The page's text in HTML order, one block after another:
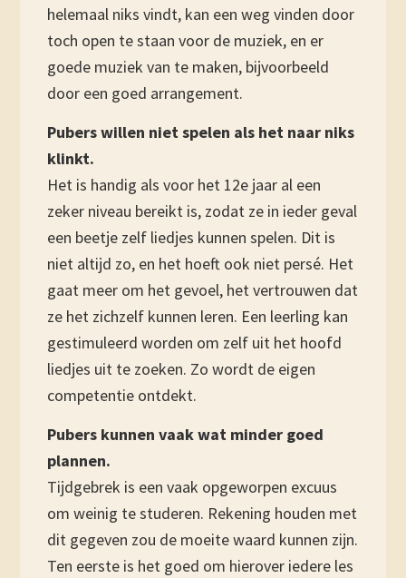
helemaal niks vindt, kan een weg vinden door
toch open te staan voor de muziek, en er
goede muziek van te maken, bijvoorbeeld
door een goed arrangement.
Pubers willen niet spelen als het naar niks
klinkt.
Het is handig als voor het 12e jaar al een
zeker niveau bereikt is, zodat ze in ieder geval
een beetje zelf liedjes kunnen spelen. Dit is
niet altijd zo, en het hoeft ook niet persé. Het
gaat meer om het gevoel, het vertrouwen dat
ze het zichzelf kunnen leren. Een leerling kan
gestimuleerd worden om zelf uit het hoofd
liedjes uit te zoeken. Zo wordt de eigen
competentie ontdekt.
Pubers kunnen vaak wat minder goed
plannen.
Tijdgebrek is een vaak opgeworpen excuus
om weinig te studeren. Rekening houden met
dit gegeven zou de moeite waard kunnen zijn.
Ten eerste is het goed om hierover iedere les